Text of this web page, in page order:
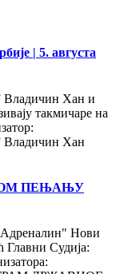
| 5. августа
Владичин Хан и
такмичаре на
Владичин Хан
ПЕЊАЊУ
Нови
Судија: